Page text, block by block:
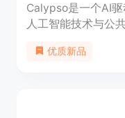
Calypso是一个AI
人工智能技术与公
智的投资决策，提
优质新品